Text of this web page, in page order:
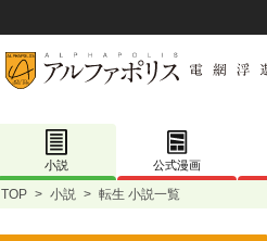
小説 公式漫画
TOP > 小説 > 転生 小説一覧